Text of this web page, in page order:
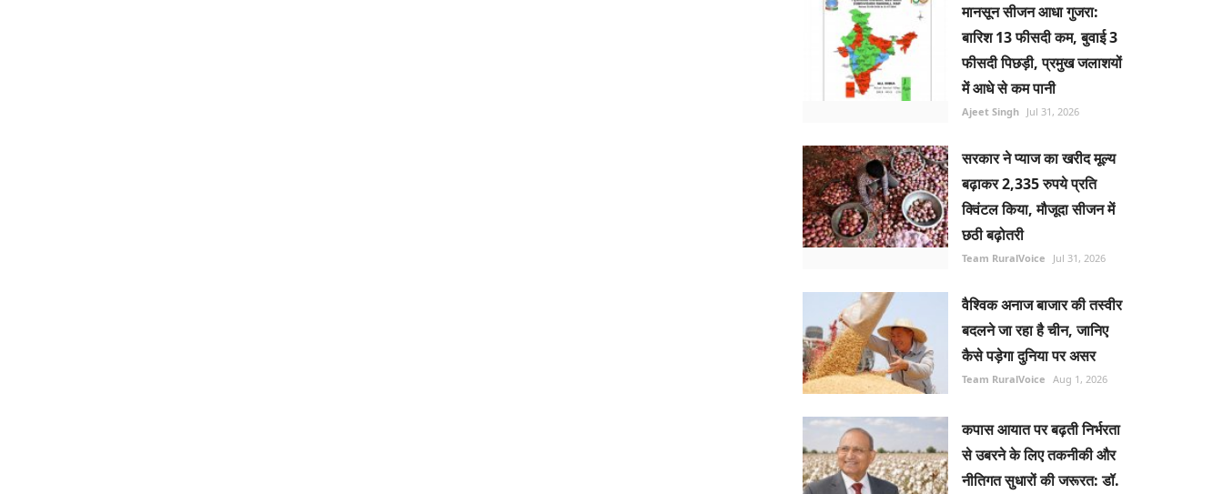
मानसून सीजन आधा गुजरा:
बारिश 13 फीसदी कम, बुवाई 3
फीसदी पिछड़ी, प्रमुख जलाशयों
में आधे से कम पानी
Ajeet Singh Jul 31, 2026
सरकार ने प्याज का खरीद मूल्य
बढ़ाकर 2,335 रुपये प्रति
क्विंटल किया, मौजूदा सीजन में
छठी बढ़ोतरी
Team RuralVoice Jul 31, 2026
वैश्विक अनाज बाजार की तस्वीर
बदलने जा रहा है चीन, जानिए
कैसे पड़ेगा दुनिया पर असर
Team RuralVoice Aug 1, 2026
कपास आयात पर बढ़ती निर्भरता
से उबरने के लिए तकनीकी और
नीतिगत सुधारों की जरूरत: डॉ.